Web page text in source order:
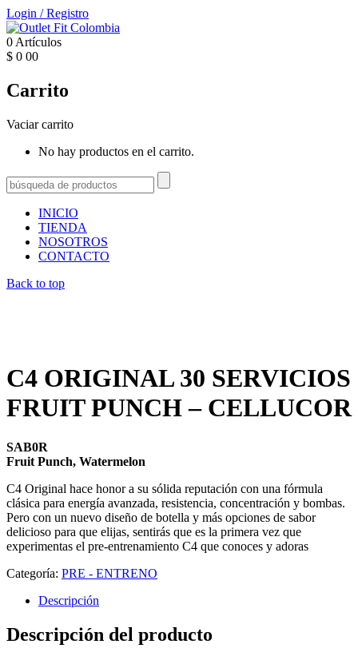
Login /Registro
0 Artículos
$ 0 00
Carrito
Vaciar carrito
No hay productos en el carrito.
INICIO
TIENDA
NOSOTROS
CONTACTO
Back to top
C4 ORIGINAL 30 SERVICIOS
FRUIT PUNCH – CELLUCOR
SAB0R
Fruit Punch, Watermelon
C4 Original hace honor a su sólida reputación con una fórmula
clásica para energía avanzada, resistencia, concentración y bombas.
Pero con un nuevo diseño de botella y más opciones de sabor
delicioso para que elijas, sentirás que es la primera vez que
experimentas el pre-entrenamiento C4 que conoces y adoras
Categoría: PRE - ENTRENO
Descripción
Descripción del producto